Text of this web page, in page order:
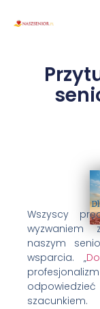
Wszyscy
wyzwaniem
naszym
wsparcia. „
szacunkiem.